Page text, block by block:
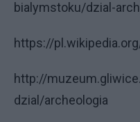
bialymstoku/dzial-
https://
http://
dzial/archeologia